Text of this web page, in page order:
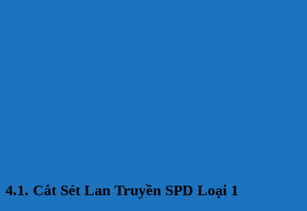
4.1. Cắt Sét Lan Truyền SPD Loại 1